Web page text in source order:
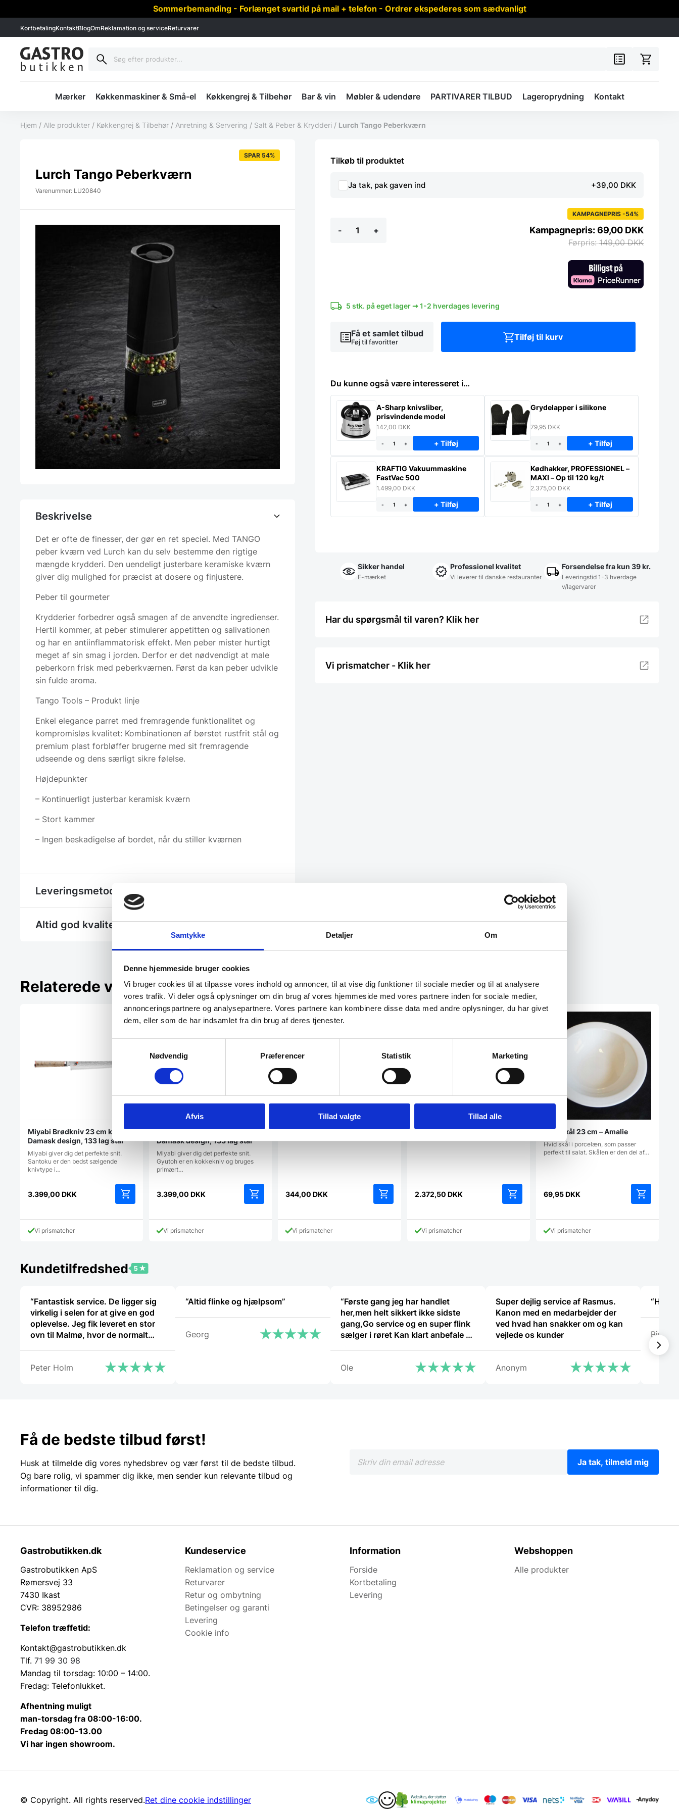
Samtykke Detaljer Om
Denne hjemmeside bruger cookies
Vi bruger cookies til at tilpasse vores indhold og annoncer, til at vise dig funktioner til sociale medier og til at analysere
vores trafik. Vi deler også oplysninger om din brug af vores hjemmeside med vores partnere inden for sociale medier,
annonceringspartnere og analysepartnere. Vores partnere kan kombinere disse data med andre oplysninger, du har givet
dem, eller som de har indsamlet fra din brug af deres tjenester.
Nødvendig
Præferencer Statistik Marketing
Afvis Tillad valgte Tillad alle
Sommerbemanding - Forlænget svartid på mail + telefon - Ordrer ekspederes som sædvanligt
KortbetalingKontaktBlogOmReklamation og serviceReturvarer
Mærker Køkkenmaskiner & Små-el Køkkengrej & Tilbehør Bar & vin Møbler & udendøre PARTIVARER TILBUD Lageroprydning Kontakt
Hjem / Alle produkter / Køkkengrej & Tilbehør / Anretning & Servering / Salt & Peber & Krydderi / Lurch Tango Peberkværn
SPAR 54%
Lurch Tango Peberkværn
Varenummer: LU20840
Beskrivelse
Det er ofte de finesser, der gør en ret speciel. Med TANGO
peber kværn ved Lurch kan du selv bestemme den rigtige
mængde krydderi. Den uendeligt justerbare keramiske kværn
giver dig mulighed for præcist at dosere og finjustere.
Peber til gourmeter
Krydderier forbedrer også smagen af ​​de anvendte ingredienser.
Hertil kommer, at peber stimulerer appetitten og salivationen
og har en antiinflammatorisk effekt. Men peber mister hurtigt
meget af sin smag i jorden. Derfor er det nødvendigt at male
peberkorn frisk med peberkværnen. Først da kan peber udvikle
sin fulde aroma.
Tango Tools – Produkt linje
Enkel elegance parret med fremragende funktionalitet og
kompromisløs kvalitet: Kombinationen af ​​børstet rustfrit stål og
premium plast forbløffer brugerne med sit fremragende
udseende og dens særligt sikre følelse.
Højdepunkter
– Kontinuerligt justerbar keramisk kværn
– Stort kammer
– Ingen beskadigelse af bordet, når du stiller kværnen
Leveringsmetode
Altid god kvalitet, se her hvorfor
Tilkøb til produktet
Ja tak, pak gaven ind +39,00 DKK
-
Tango
+
KAMPAGNEPRIS -54%
149,00DKK
69,00 DKK
5 stk. på eget lager ➞ 1-2 hverdages levering
Få et samlet tilbud
Føj til favoritter Tilføj til kurv
Du kunne også være interesseret i…
A-Sharp knivsliber,
prisvindende model
142,00 DKK
- + + Tilføj
KRAFTIG Vakuummaskine
FastVac 500
1.499,00 DKK
- + + Tilføj
Grydelapper i silikone
79,95 DKK
- + + Tilføj
Kødhakker, PROFESSIONEL –
MAXI – Op til 120 kg/t
2.375,00 DKK
- + + Tilføj
Sikker handel
E-mærket
Professionel kvalitet
Vi leverer til danske restauranter
Forsendelse fra kun 39 kr.
Leveringstid 1-3 hverdage
v/lagervarer
Har du spørgsmål til varen? Klik her
Vi prismatcher - Klik her
Relaterede varer
Miyabi Brødkniv 23 cm kniv,
Damask design, 133 lag stål
Miyabi giver dig det perfekte snit.
Santoku er den bedst sælgende
knivtype i…
3.399,00 DKK
Vi prismatcher
Miyabi Gyutoh 20 cm kniv,
Damask design, 133 lag stål
Miyabi giver dig det perfekte snit.
Gyutoh er en kokkekniv og bruges
primært…
3.399,00DKK
Vi prismatcher
Termobakke fra Hendi
Termobakke inkl. 2 stk køleelementer
+ 1 stk. låg. Måler: 430x290x(H)150
344,00DKK
Vi prismatcher
Forskærersæt med 20 cm
damaskus kokkekniv, Risvig
2.372,50 DKK
Vi prismatcher
Salatskål 23 cm – Amalie
Hvid skål i porcelæn, som passer
perfekt til salat. Skålen er den del af…
69,95DKK
Vi prismatcher
Kundetilfredshed
“Fantastisk service. De ligger sig
virkelig i selen for at give en god
oplevelse. Jeg fik leveret en stor
ovn til Malmø, hvor de normalt
anbefale Gastrobutikken – som
Peter Holm
“Altid flinke og hjælpsom”
Georg
“Første gang jeg har handlet
her,men helt sikkert ikke sidste
gang,Go service og en super flink
sælger i røret Kan klart anbefale at
Ole
Super dejlig service af Rasmus.
Kanon med en medarbejder der
ved hvad han snakker om og kan
vejlede os kunder
Anonym
Få de bedste tilbud først!
Husk at tilmelde dig vores nyhedsbrev og vær først til de bedste tilbud.
Og bare rolig, vi spammer dig ikke, men sender kun relevante tilbud og
informationer til dig.
Ja tak, tilmeld mig
Gastrobutikken.dk
Gastrobutikken ApS
Rømersvej 33
7430 Ikast
CVR: 38952986
Telefon træffetid:
Kontakt@gastrobutikken.dk
Tlf. 71 99 30 98
Mandag til torsdag: 10:00 – 14:00.
Fredag: Telefonlukket.
Afhentning muligt
man-torsdag fra 08:00-16:00.
Fredag 08:00-13.00
Vi har ingen showroom.
Kundeservice
Reklamation og service
Returvarer
Retur og ombytning
Betingelser og garanti
Levering
Cookie info
Information
Forside
Kortbetaling
Levering
Webshoppen
Alle produkter
© Copyright. All rights reserved.Ret dine cookie indstillinger